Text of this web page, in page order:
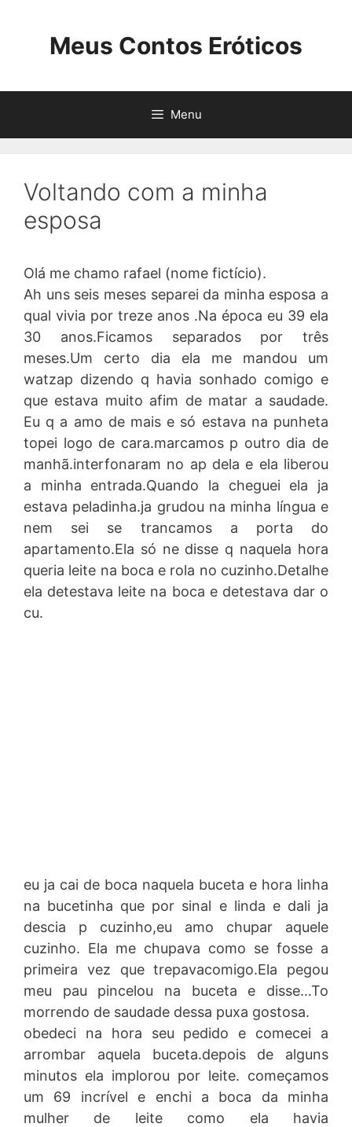
Meus Contos Eróticos
Menu
Voltando com a minha
esposa
Olá me chamo rafael (nome fictício).
Ah uns seis meses separei da minha esposa a
qual vivia por treze anos .Na época eu 39 ela
30 anos.Ficamos separados por três
meses.Um certo dia ela me mandou um
watzap dizendo q havia sonhado comigo e
que estava muito afim de matar a saudade.
Eu q a amo de mais e só estava na punheta
topei logo de cara.marcamos p outro dia de
manhã.interfonaram no ap dela e ela liberou
a minha entrada.Quando la cheguei ela ja
estava peladinha.ja grudou na minha língua e
nem sei se trancamos a porta do
apartamento.Ela só ne disse q naquela hora
queria leite na boca e rola no cuzinho.Detalhe
ela detestava leite na boca e detestava dar o
cu.
eu ja cai de boca naquela buceta e hora linha
na bucetinha que por sinal e linda e dali ja
descia p cuzinho,eu amo chupar aquele
cuzinho. Ela me chupava como se fosse a
primeira vez que trepavacomigo.Ela pegou
meu pau pincelou na buceta e disse…To
morrendo de saudade dessa puxa gostosa.
obedeci na hora seu pedido e comecei a
arrombar aquela buceta.depois de alguns
minutos ela implorou por leite. começamos
um 69 incrível e enchi a boca da minha
mulher de leite como ela havia